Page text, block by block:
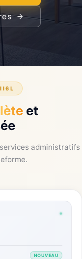
et
administratifs
NOUVEAU